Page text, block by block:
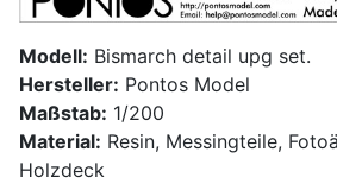
Modell: Bismarch detail upg set.
Hersteller: Pontos Model
Maßstab: 1/200
Material: Resin, Messingteile,
Holzdeck